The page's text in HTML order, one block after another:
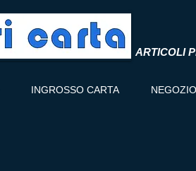
ARTICOLI
INGROSSO CARTA NEGOZIO